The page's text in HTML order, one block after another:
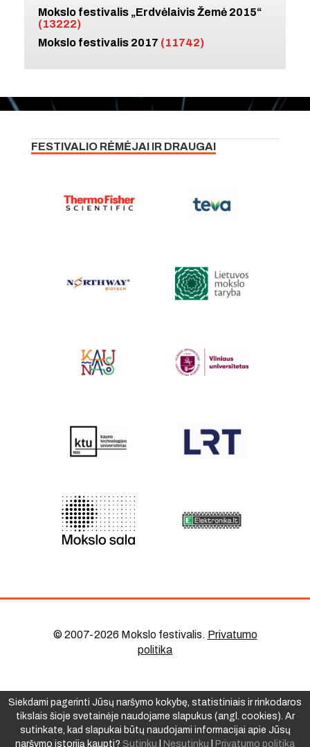
Mokslo festivalis „Erdvėlaivis Žemė 2015“
(13222)
Mokslo festivalis 2017 (11742)
FESTIVALIO RĖMĖJAI IR DRAUGAI
© 2007-2026 Mokslo festivalis. Privatumo
politika
Siekdami pagerinti Jūsų naršymo kokybę, statistiniais ir rinkodaros
tikslais šioje svetainėje naudojame slapukus (angl. cookies). Ar
sutinkate, kad slapukai būtų naudojami informacijai apie Jūsų
naršymo istoriją kaupti? Sutinku Nesutinku Privatumo politika